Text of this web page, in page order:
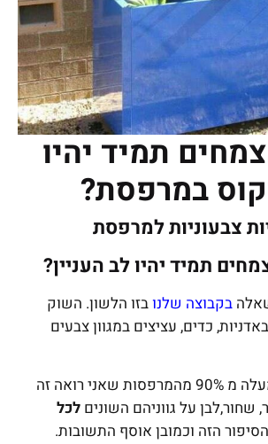
תמיד יהיו
במרפסת?
צבעוניות למרפסת
תמיד יהיו לב העניין?
בקבוצה שלנובזו הלשון. השוק
כדים, עציצים במגוון צבעים
אם כך, מדוע בכלמעלה מ 90% מהמרפסות שאני רואה זה
שחור,לבן על גווניהם השונים לכל
הסיפור הזה וכמובן אוסף התשובות.